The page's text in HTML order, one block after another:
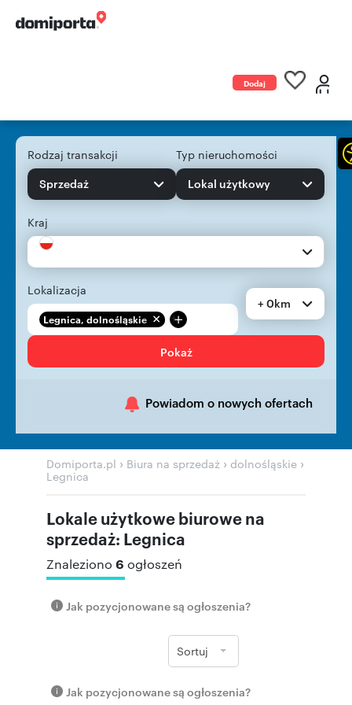
Dodaj
Rodzaj transakcji
Sprzedaż
Typ nieruchomości
Lokal użytkowy
Kraj
Lokalizacja
Legnica, dolnośląskie +
+ 0km
Pokaż
Powiadom o nowych ofertach
Domiporta.pl › Biura na sprzedaż › dolnośląskie ›
Legnica
Lokale użytkowe biurowe na
sprzedaż: Legnica
Znaleziono 6 ogłoszeń
Jak pozycjonowane są ogłoszenia?
Sortuj
Jak pozycjonowane są ogłoszenia?